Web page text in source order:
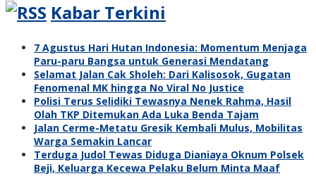
Kabar Terkini
7 Agustus Hari Hutan Indonesia: Momentum Menjaga
Paru-paru Bangsa untuk Generasi Mendatang
Selamat Jalan Cak Sholeh: Dari Kalisosok, Gugatan
Fenomenal MK hingga No Viral No Justice
Polisi Terus Selidiki Tewasnya Nenek Rahma, Hasil
Olah TKP Ditemukan Ada Luka Benda Tajam
Jalan Cerme-Metatu Gresik Kembali Mulus, Mobilitas
Warga Semakin Lancar
Terduga Judol Tewas Diduga Dianiaya Oknum Polsek
Beji, Keluarga Kecewa Pelaku Belum Minta Maaf